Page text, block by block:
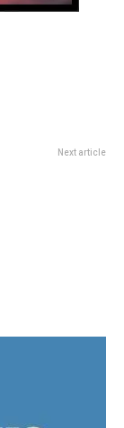
Next article